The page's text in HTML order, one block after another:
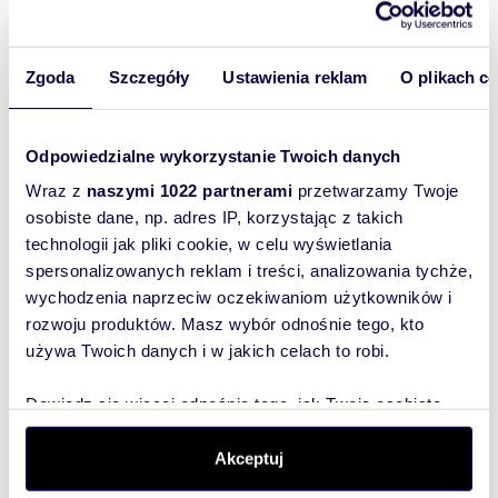
Zgoda Szczegóły Ustawienia reklam O plikach
Odpowiedzialne wykorzystanie Twoich danych
Wraz z naszymi 1022 partnerami przetwarzamy Twoje
osobiste dane, np. adres IP, korzystając z takich
technologii jak pliki cookie, w celu wyświetlania
spersonalizowanych reklam i treści, analizowania tychże,
wychodzenia naprzeciw oczekiwaniom użytkowników i
rozwoju produktów. Masz wybór odnośnie tego, kto
używa Twoich danych i w jakich celach to robi.
Dowiedz się więcej odnośnie tego, jak Twoje osobiste
dane są przetwarzane oraz ustaw własne preferencje w
. W Deklaracji plików cookie możesz
zmienić lub wycofać swoją zgodę w dowolnej chwili.
Akceptuj
wiadomość
To najlepszy
sposób, aby
właściciel
oferty
szybko się z
Tobą
skontaktował!